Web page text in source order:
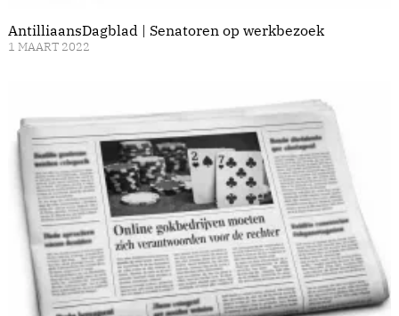
AntilliaansDagblad | Senatoren op werkbezoek
1 MAART 2022